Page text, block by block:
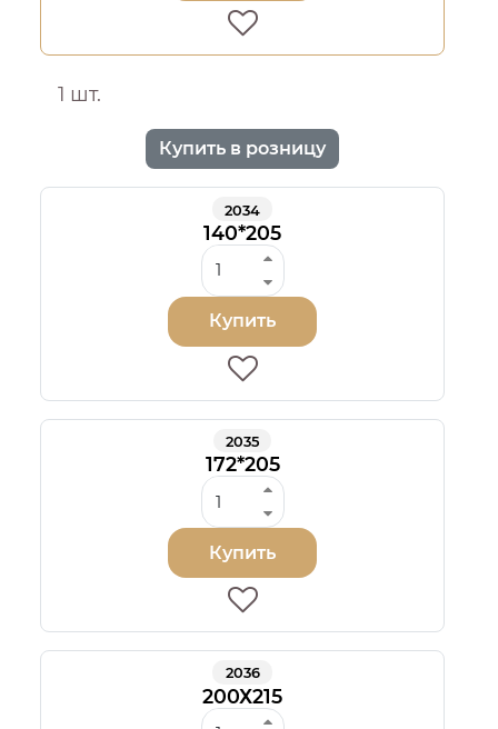
1 шт.
Купить в розницу
2034
140*205
Купить
2035
172*205
Купить
2036
200Х215